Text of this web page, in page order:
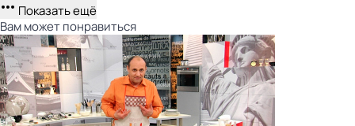
Показать ещё
Вам может понравиться